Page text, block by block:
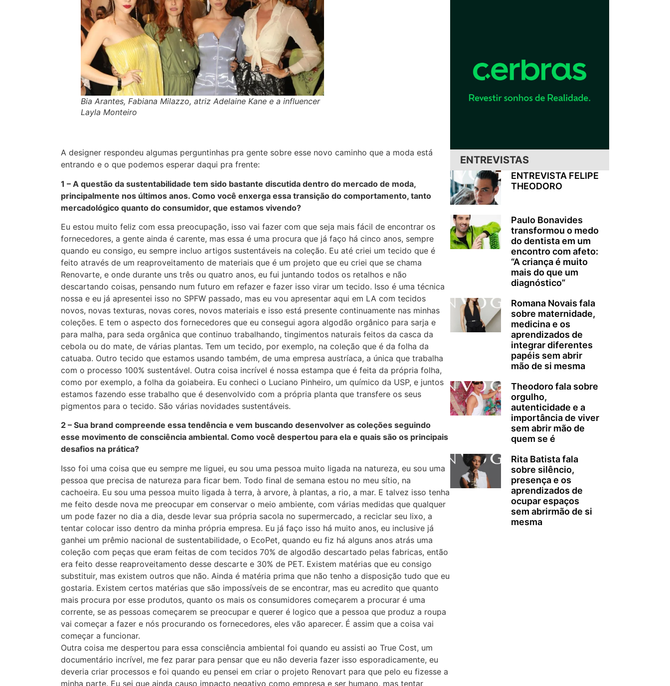
Bia Arantes, Fabiana Milazzo, atriz Adelaine Kane e a influencer
Layla Monteiro
A designer respondeu algumas perguntinhas pra gente sobre esse novo caminho que a moda está
entrando e o que podemos esperar daqui pra frente:
1 – A questão da sustentabilidade tem sido bastante discutida dentro do mercado de moda,
principalmente nos últimos anos. Como você enxerga essa transição do comportamento, tanto
mercadológico quanto do consumidor, que estamos vivendo?
Eu estou muito feliz com essa preocupação, isso vai fazer com que seja mais fácil de encontrar os
fornecedores, a gente ainda é carente, mas essa é uma procura que já faço há cinco anos, sempre
quando eu consigo, eu sempre incluo artigos sustentáveis na coleção. Eu até criei um tecido que é
feito através de um reaproveitamento de materiais que é um projeto que eu criei que se chama
Renovarte, e onde durante uns três ou quatro anos, eu fui juntando todos os retalhos e não
descartando coisas, pensando num futuro em refazer e fazer isso virar um tecido. Isso é uma técnica
nossa e eu já apresentei isso no SPFW passado, mas eu vou apresentar aqui em LA com tecidos
novos, novas texturas, novas cores, novos materiais e isso está presente continuamente nas minhas
coleções. E tem o aspecto dos fornecedores que eu consegui agora algodão orgânico para sarja e
para malha, para seda orgânica que continuo trabalhando, tingimentos naturais feitos da casca da
cebola ou do mate, de várias plantas. Tem um tecido, por exemplo, na coleção que é da folha da
catuaba. Outro tecido que estamos usando também, de uma empresa austríaca, a única que trabalha
com o processo 100% sustentável. Outra coisa incrível é nossa estampa que é feita da própria folha,
como por exemplo, a folha da goiabeira. Eu conheci o Luciano Pinheiro, um químico da USP, e juntos
estamos fazendo esse trabalho que é desenvolvido com a própria planta que transfere os seus
pigmentos para o tecido. São várias novidades sustentáveis.
2 – Sua brand compreende essa tendência e vem buscando desenvolver as coleções seguindo
esse movimento de consciência ambiental. Como você despertou para ela e quais são os principais
desafios na prática?
Isso foi uma coisa que eu sempre me liguei, eu sou uma pessoa muito ligada na natureza, eu sou uma
pessoa que precisa de natureza para ficar bem. Todo final de semana estou no meu sítio, na
cachoeira. Eu sou uma pessoa muito ligada à terra, à arvore, à plantas, a rio, a mar. E talvez isso tenha
me feito desde nova me preocupar em conservar o meio ambiente, com várias medidas que qualquer
um pode fazer no dia a dia, desde levar sua própria sacola no supermercado, a reciclar seu lixo, a
tentar colocar isso dentro da minha própria empresa. Eu já faço isso há muito anos, eu inclusive já
ganhei um prêmio nacional de sustentabilidade, o EcoPet, quando eu fiz há alguns anos atrás uma
coleção com peças que eram feitas de com tecidos 70% de algodão descartado pelas fabricas, então
era feito desse reaproveitamento desse descarte e 30% de PET. Existem matérias que eu consigo
substituir, mas existem outros que não. Ainda é matéria prima que não tenho a disposição tudo que eu
gostaria. Existem certos matérias que são impossíveis de se encontrar, mas eu acredito que quanto
mais procura por esse produtos, quanto os mais os consumidores começarem a procurar é uma
corrente, se as pessoas começarem se preocupar e querer é logico que a pessoa que produz a roupa
vai começar a fazer e nós procurando os fornecedores, eles vão aparecer. É assim que a coisa vai
começar a funcionar.
Outra coisa me despertou para essa consciência ambiental foi quando eu assisti ao True Cost, um
documentário incrível, me fez parar para pensar que eu não deveria fazer isso esporadicamente, eu
deveria criar processos e foi quando eu pensei em criar o projeto Renovart para que pelo eu fizesse a
minha parte. Eu sei que ainda causo impacto negativo como empresa e ser humano, mas tentar
ENTREVISTAS
ENTREVISTA FELIPE
THEODORO
Paulo Bonavides
transformou o medo
do dentista em um
encontro com afeto:
“A criança é muito
mais do que um
diagnóstico”
Romana Novais fala
sobre maternidade,
medicina e os
aprendizados de
integrar diferentes
papéis sem abrir
mão de si mesma
Theodoro fala sobre
orgulho,
autenticidade e a
importância de viver
sem abrir mão de
quem se é
Rita Batista fala
sobre silêncio,
presença e os
aprendizados de
ocupar espaços
sem abrirmão de si
mesma